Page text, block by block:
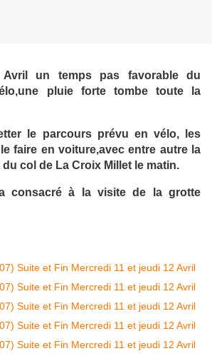
un temps pas favorable du
pluie forte tombe toute la
le parcours prévu en vélo, les
faire en voiture,avec entre autre la
col de La Croix Millet le matin.
consacré à la visite de la grotte